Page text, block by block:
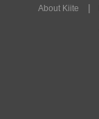
About Kiite